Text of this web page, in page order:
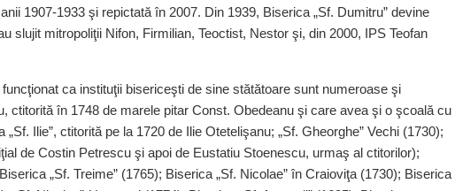
1907-1933 şi repictată în 2007. Din 1939, Biserica „Sf. Dumitru” devine
slujit mitropoliţii Nifon, Firmilian, Teoctist, Nestor şi, din 2000, IPS Teofan
ca instituţii bisericeşti de sine stătătoare sunt numeroase şi
ctitorită în 1748 de marele pitar Const. Obedeanu şi care avea şi o şcoală cu
Ilie”, ctitorită pe la 1720 de Ilie Otetelişanu; „Sf. Gheorghe” Vechi (1730);
de Costin Petrescu şi apoi de Eustatiu Stoenescu, urmaş al ctitorilor);
„Sf. Treime” (1765); Biserica „Sf. Nicolae” în Craioviţa (1730); Biserica